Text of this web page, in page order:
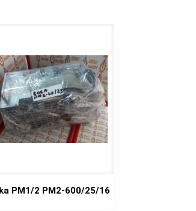
PM1/2 PM2-600/25/16